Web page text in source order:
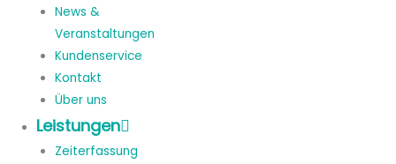
News &
Veranstaltungen
Kundenservice
Kontakt
Über uns
Leistungen
Zeiterfassung